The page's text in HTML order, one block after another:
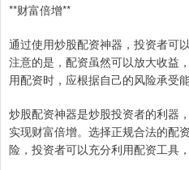
**财富倍增**
通过使用炒股配资神器，投资者可
注意的是，配资虽然可以放大收益
用配资时，应根据自己的风险承受
炒股配资神器是炒股投资者的利器
实现财富倍增。选择正规合法的配
险，投资者可以充分利用配资工具